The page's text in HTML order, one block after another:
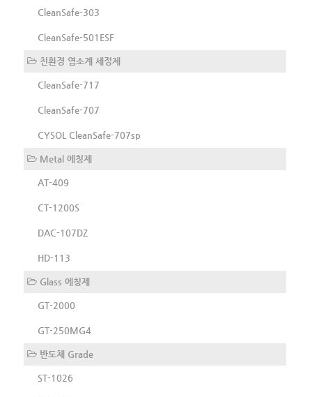
CleanSafe-303
CleanSafe-501ESF
친환경 염소계 세정제
CleanSafe-717
CleanSafe-707
CYSOL CleanSafe-707sp
Metal 에칭제
AT-409
CT-1200S
DAC-107DZ
HD-113
Glass 에칭제
GT-2000
GT-250MG4
반도체 Grade
ST-1026